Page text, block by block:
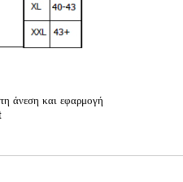
άνεση και εφαρμογή